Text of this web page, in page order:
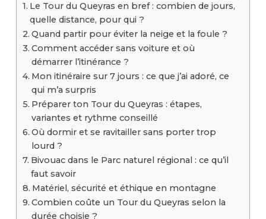
Le Tour du Queyras en bref : combien de jours,
quelle distance, pour qui ?
Quand partir pour éviter la neige et la foule ?
Comment accéder sans voiture et où
démarrer l’itinérance ?
Mon itinéraire sur 7 jours : ce que j’ai adoré, ce
qui m’a surpris
Préparer ton Tour du Queyras : étapes,
variantes et rythme conseillé
Où dormir et se ravitailler sans porter trop
lourd ?
Bivouac dans le Parc naturel régional : ce qu’il
faut savoir
Matériel, sécurité et éthique en montagne
Combien coûte un Tour du Queyras selon la
durée choisie ?